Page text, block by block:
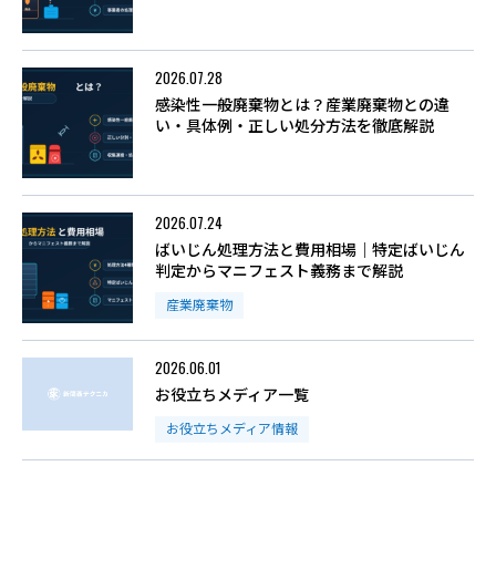
2026.07.28
感染性一般廃棄物とは？産業廃棄物との違
い・具体例・正しい処分方法を徹底解説
2026.07.24
ばいじん処理方法と費用相場｜特定ばいじん
判定からマニフェスト義務まで解説
産業廃棄物
2026.06.01
お役立ちメディア一覧
お役立ちメディア情報